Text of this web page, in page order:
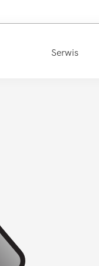
Serwis